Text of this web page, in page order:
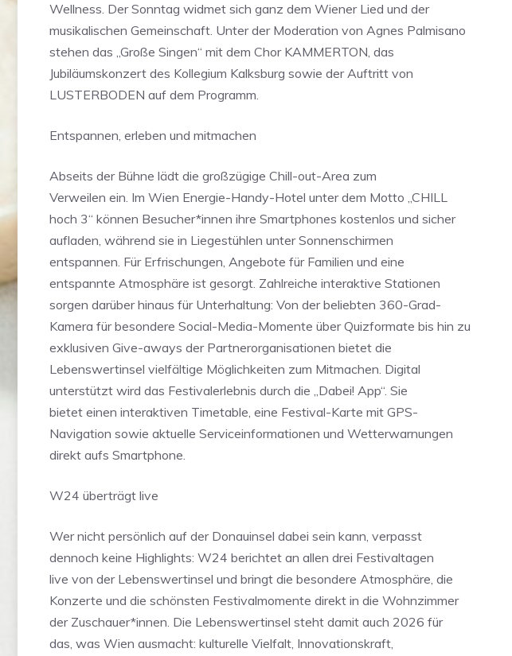
Wellness. Der Sonntag widmet sich ganz dem Wiener Lied und der
musikalischen Gemeinschaft. Unter der Moderation von Agnes Palmisano
stehen das „Große Singen“ mit dem Chor KAMMERTON, das
Jubiläumskonzert des Kollegium Kalksburg sowie der Auftritt von
LUSTERBODEN auf dem Programm.
Entspannen, erleben und mitmachen
Abseits der Bühne lädt die großzügige Chill-out-Area zum
Verweilen ein. Im Wien Energie-Handy-Hotel unter dem Motto „CHILL
hoch 3“ können Besucher*innen ihre Smartphones kostenlos und sicher
aufladen, während sie in Liegestühlen unter Sonnenschirmen
entspannen. Für Erfrischungen, Angebote für Familien und eine
entspannte Atmosphäre ist gesorgt. Zahlreiche interaktive Stationen
sorgen darüber hinaus für Unterhaltung: Von der beliebten 360-Grad-
Kamera für besondere Social-Media-Momente über Quizformate bis hin zu
exklusiven Give-aways der Partnerorganisationen bietet die
Lebenswertinsel vielfältige Möglichkeiten zum Mitmachen. Digital
unterstützt wird das Festivalerlebnis durch die „Dabei! App“. Sie
bietet einen interaktiven Timetable, eine Festival-Karte mit GPS-
Navigation sowie aktuelle Serviceinformationen und Wetterwarnungen
direkt aufs Smartphone.
W24 überträgt live
Wer nicht persönlich auf der Donauinsel dabei sein kann, verpasst
dennoch keine Highlights: W24 berichtet an allen drei Festivaltagen
live von der Lebenswertinsel und bringt die besondere Atmosphäre, die
Konzerte und die schönsten Festivalmomente direkt in die Wohnzimmer
der Zuschauer*innen. Die Lebenswertinsel steht damit auch 2026 für
das, was Wien ausmacht: kulturelle Vielfalt, Innovationskraft,